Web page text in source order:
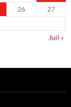
26
27
Juil »